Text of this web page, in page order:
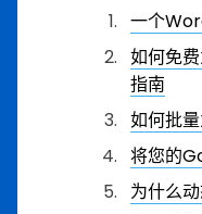
一个
如何免
指南
如何批
将您的
为什么